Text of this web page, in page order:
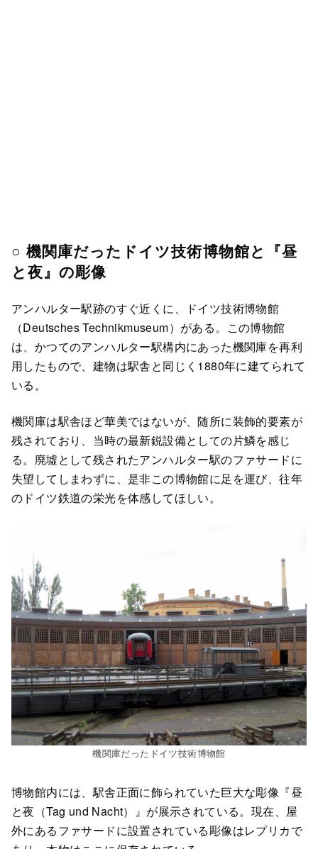
○ 機関庫だったドイツ技術博物館と『昼
と夜』の彫像
アンハルター駅跡のすぐ近くに、ドイツ技術博物館
（Deutsches Technikmuseum）がある。この博物館
は、かつてのアンハルター駅構内にあった機関庫を再利
用したもので、建物は駅舎と同じく1880年に建てられて
いる。
機関庫は駅舎ほど華美ではないが、随所に装飾的要素が
残されており、当時の最新鋭設備としての片鱗を感じ
る。廃墟として残されたアンハルター駅のファサードに
失望してしまわずに、是非この博物館に足を運び、往年
のドイツ鉄道の栄光を体感してほしい。
機関庫だったドイツ技術博物館
博物館内には、駅舎正面に飾られていた巨大な彫像『昼
と夜（Tag und Nacht）』が展示されている。現在、屋
外にあるファサードに設置されている彫像はレプリカで